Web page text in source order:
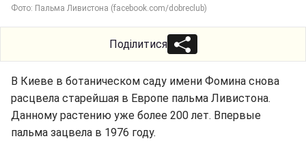
Фото: Пальма Ливистона (facebook.com/dobreclub)
Поділитися
В Киеве в ботаническом саду имени Фомина снова
расцвела старейшая в Европе пальма Ливистона.
Данному растению уже более 200 лет. Впервые
пальма зацвела в 1976 году.